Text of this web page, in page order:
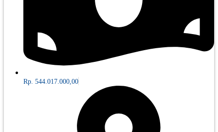
Rp. 544.017.000,00